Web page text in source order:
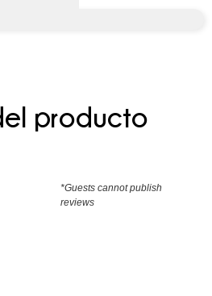
producto
*Guests cannot publish
reviews